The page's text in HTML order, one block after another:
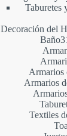
Taburetes
Decoración del
Baño
Armarios
Armarios
Textiles